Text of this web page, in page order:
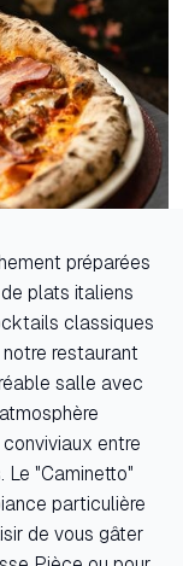
préparées
plats italiens
classiques
restaurant
salle avec
entre
Le "Caminetto"
particulière
de vous gâter